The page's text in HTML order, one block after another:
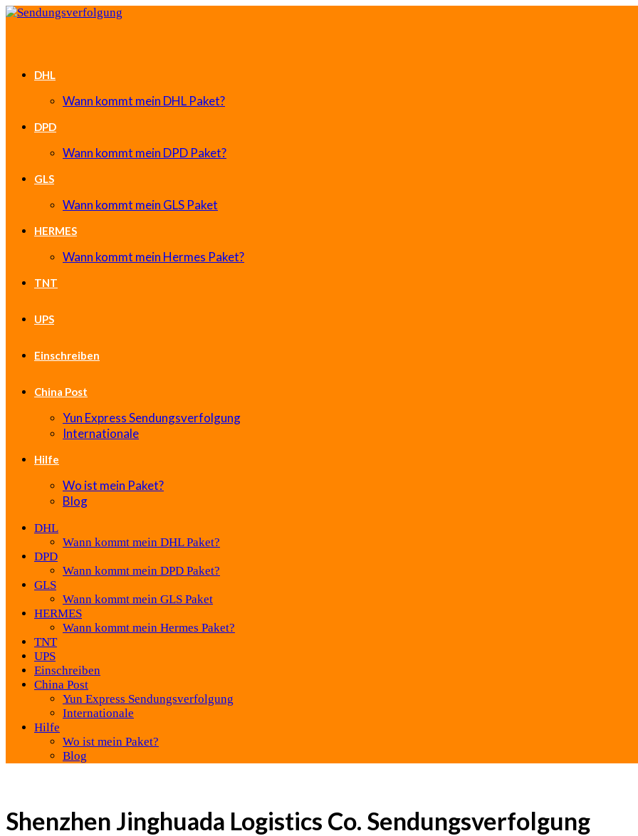
DHL
Wann kommt mein DHL Paket?
DPD
Wann kommt mein DPD Paket?
GLS
Wann kommt mein GLS Paket
HERMES
Wann kommt mein Hermes Paket?
TNT
UPS
Einschreiben
China Post
Yun Express Sendungsverfolgung
Internationale
Hilfe
Wo ist mein Paket?
Blog
DHL
Wann kommt mein DHL Paket?
DPD
Wann kommt mein DPD Paket?
GLS
Wann kommt mein GLS Paket
HERMES
Wann kommt mein Hermes Paket?
TNT
UPS
Einschreiben
China Post
Yun Express Sendungsverfolgung
Internationale
Hilfe
Wo ist mein Paket?
Blog
Shenzhen Jinghuada Logistics Co. Sendungsverfolgung